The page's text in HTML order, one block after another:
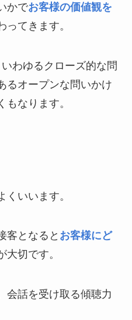
かでお客様の価値観を
ってきます。
わゆるクローズ的な問
るオープンな問いかけ
なります。
くいいます。
客となると お客様にど
大切です。
会話を受け取る傾聴力